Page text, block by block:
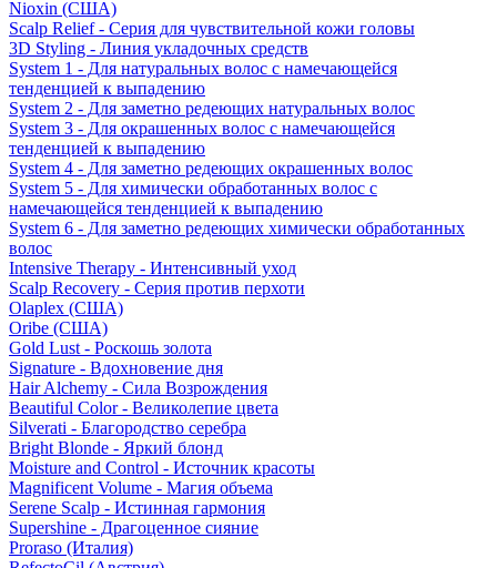
Nioxin (США)
Scalp Relief - Серия для чувствительной кожи головы
3D Styling - Линия укладочных средств
System 1 - Для натуральных волос с намечающейся
тенденцией к выпадению
System 2 - Для заметно редеющих натуральных волос
System 3 - Для окрашенных волос с намечающейся
тенденцией к выпадению
System 4 - Для заметно редеющих окрашенных волос
System 5 - Для химически обработанных волос с
намечающейся тенденцией к выпадению
System 6 - Для заметно редеющих химически обработанных
волос
Intensive Therapy - Интенсивный уход
Scalp Recovery - Серия против перхоти
Olaplex (США)
Oribe (США)
Gold Lust - Роскошь золота
Signature - Вдохновение дня
Hair Alchemy - Сила Возрождения
Beautiful Color - Великолепие цвета
Silverati - Благородство серебра
Bright Blonde - Яркий блонд
Moisture and Control - Источник красоты
Magnificent Volume - Магия объема
Serene Scalp - Истинная гармония
Supershine - Драгоценное сияние
Proraso (Италия)